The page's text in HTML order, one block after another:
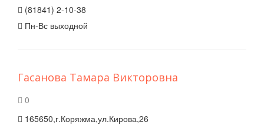
(81841) 2-10-38
Пн-Вс выходной
Гасанова Тамара Викторовна
0
165650,г.Коряжма,ул.Кирова,26